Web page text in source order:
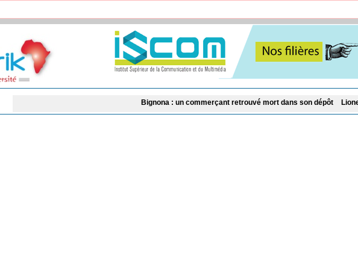
Bignona : un commerçant retrouvé mort dans son dépôt Lionel Messi en